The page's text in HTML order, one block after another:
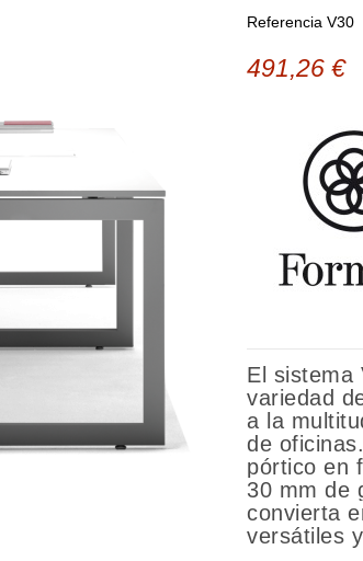
Referencia V30
491,26 €
El sistema
variedad
a la
de
pórtico en
30 mm de
convierta
versátiles